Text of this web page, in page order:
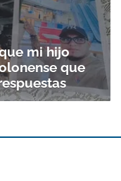
mi hijo
que